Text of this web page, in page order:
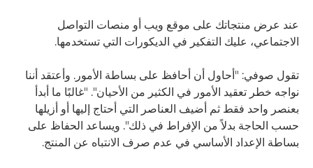
عند عرض منتجاتك على موقع ويب أو منصات التواصل
الاجتماعي، عليك التفكير في الديكورات التي تستخدمها.
تقول صوفي: "أحاول أن أحافظ على بساطة الأمور. وأعتقد أننا
نواجه خطر تعقيد الأمور في الكثير من الأحيان". "غالبًا ما أبدأ
بعنصر واحد فقط ثم أضيف العناصر التي أحتاج إليها أو أزيلها
حسب الحاجة بدلاً من الإفراط في ذلك". ويساعد الحفاظ على
بساطة الإعداد الأساسي في عدم صرف الانتباه عن المنتج.